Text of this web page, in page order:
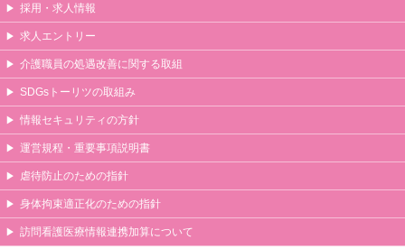
採用・求人情報
求人エントリー
介護職員の処遇改善に関する取組
SDGsトーリツの取組み
情報セキュリティの方針
運営規程・重要事項説明書
虐待防止のための指針
身体拘束適正化のための指針
訪問看護医療情報連携加算について